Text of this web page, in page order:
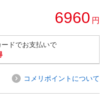
6960 円
ドでお支払いで
コメリポイントについて